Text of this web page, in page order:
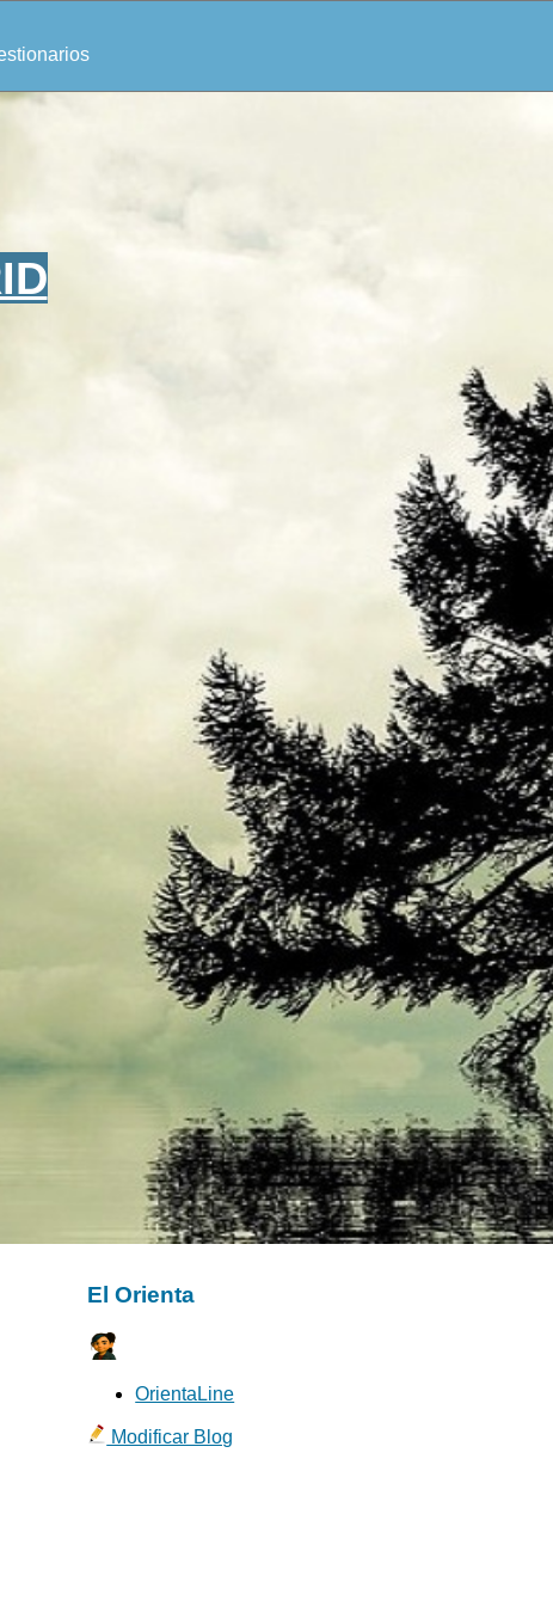
El Orienta
OrientaLine
Modificar Blog